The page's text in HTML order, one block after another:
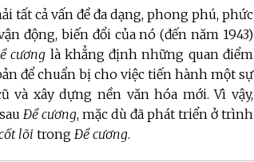
tất cả vấn đề đa dạng, phong phú, phức
động, biến đổi của nó (đến năm 1943)
cương là khẳng định những quan điểm
để chuẩn bị cho việc tiến hành một sự
và xây dựng nền văn hóa mới. Vì vậy,
Đề cương, mặc dù đã phát triển ở trình
lõi trong Đề cương.